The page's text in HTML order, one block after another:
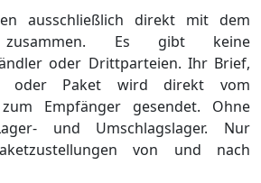
ausschließlich direkt mit dem
zusammen. Es gibt keine
oder Drittparteien. Ihr Brief,
oder Paket wird direkt vom
Empfänger gesendet. Ohne
und Umschlagslager. Nur
von und nach